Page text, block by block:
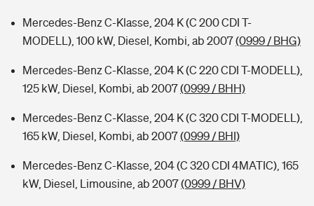
Mercedes-Benz C-Klasse, 204 K (C 200 CDI T-
MODELL), 100 kW, Diesel, Kombi, ab 2007(0999 / BHG)
Mercedes-Benz C-Klasse, 204 K (C 220 CDI T-MODELL),
125 kW, Diesel, Kombi, ab 2007(0999 / BHH)
Mercedes-Benz C-Klasse, 204 K (C 320 CDI T-MODELL),
165 kW, Diesel, Kombi, ab 2007(0999 / BHI)
Mercedes-Benz C-Klasse, 204 (C 320 CDI 4MATIC), 165
kW, Diesel, Limousine, ab 2007(0999 / BHV)